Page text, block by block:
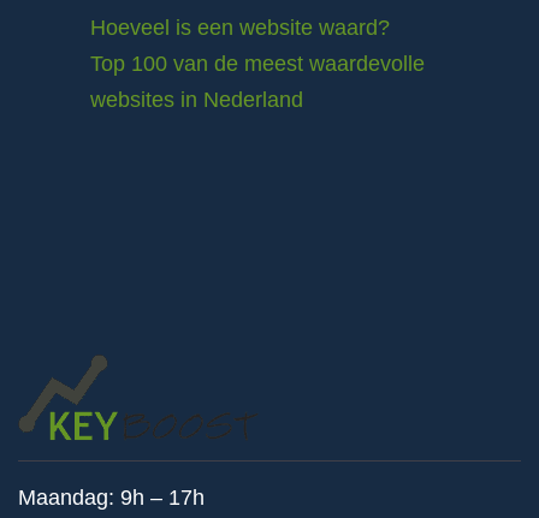
Hoeveel is een website waard?
Top 100 van de meest waardevolle
websites in Nederland
Maandag: 9h – 17h